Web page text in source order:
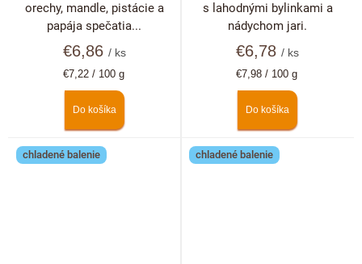
€6,86 / ks
Jednotková
€7,22 / 100 g
Do košíka
orechy, mandle, pistácie a
papája spečatia...
€6,78/ ks
Jednotková
€7,98 / 100 g
Do košíka
s lahodnými bylinkami a
nádychom jari.
chladené balenie chladené balenie